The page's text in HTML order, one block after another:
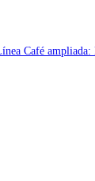
Café